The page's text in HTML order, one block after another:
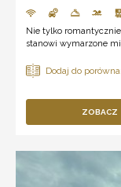
Nie tylko
stanowi wymarzone
ZOBACZ